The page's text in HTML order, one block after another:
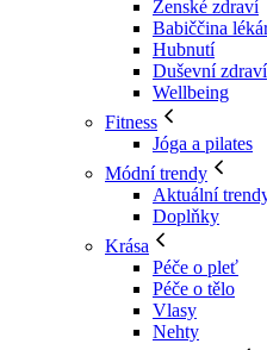
Ženské zdraví
Babiččina
Hubnutí
Duševní zdraví
Wellbeing
Fitness
Jóga a pilates
Módní trendy
Aktuální
Doplňky
Krása
Péče o pleť
Péče o tělo
Vlasy
Nehty